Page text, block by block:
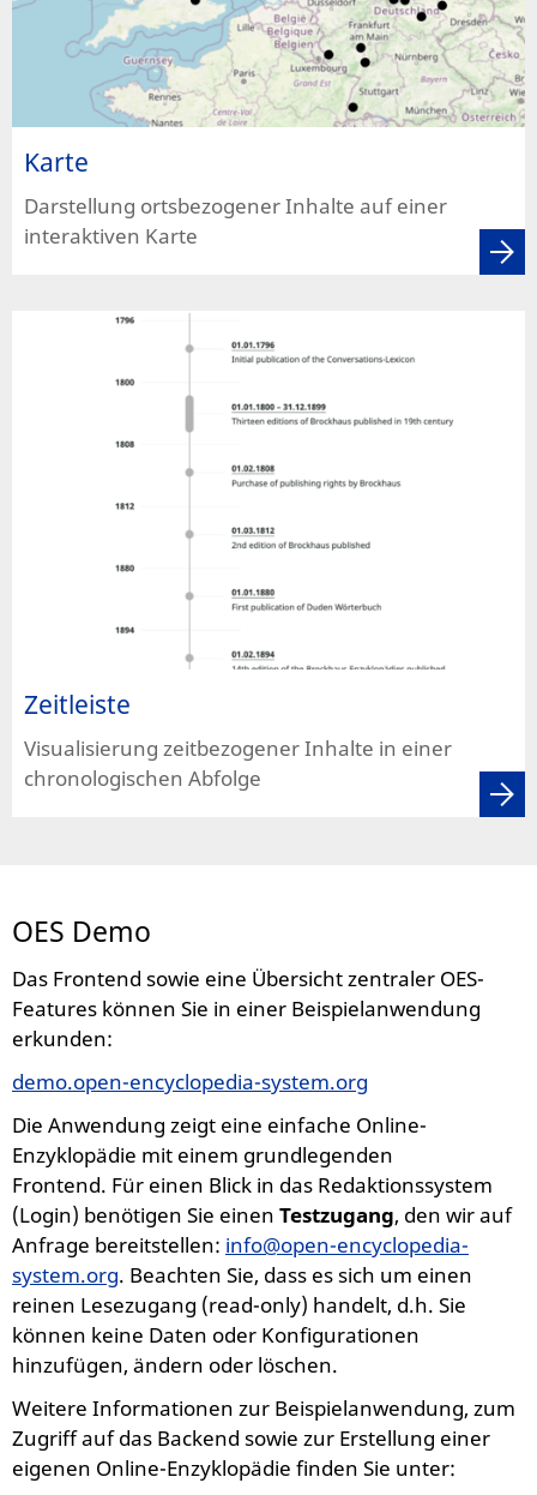
Karte
Darstellung ortsbezogener Inhalte auf einer
interaktiven Karte
Zeitleiste
Visualisierung zeitbezogener Inhalte in einer
chronologischen Abfolge
OES Demo
Das Frontend sowie eine Übersicht zentraler OES-
Features können Sie in einer Beispielanwendung
erkunden:
demo.open-encyclopedia-system.org
Die Anwendung zeigt eine einfache Online-
Enzyklopädie mit einem grundlegenden
Frontend. Für einen Blick in das Redaktionssystem
(Login) benötigen Sie einen Testzugang, den wir auf
Anfrage bereitstellen: info@open-encyclopedia-
system.org. Beachten Sie, dass es sich um einen
reinen Lesezugang (read-only) handelt, d.h. Sie
können keine Daten oder Konfigurationen
hinzufügen, ändern oder löschen.
Weitere Informationen zur Beispielanwendung, zum
Zugriff auf das Backend sowie zur Erstellung einer
eigenen Online-Enzyklopädie finden Sie unter: